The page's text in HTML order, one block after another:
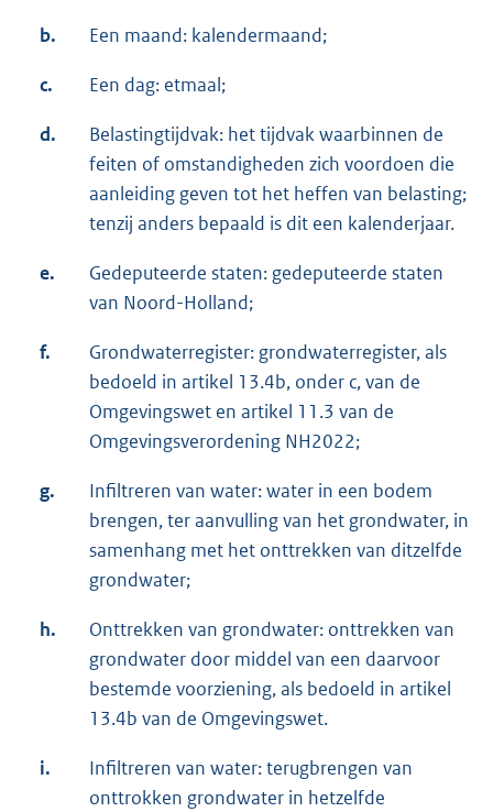
b. Een maand: kalendermaand;
c. Een dag: etmaal;
d.
Belastingtijdvak: het tijdvak waarbinnen de
feiten of omstandigheden zich voordoen die
aanleiding geven tot het heffen van belasting;
tenzij anders bepaald is dit een kalenderjaar.
e.
Gedeputeerde staten: gedeputeerde staten
van Noord-Holland;
f.
Grondwaterregister: grondwaterregister, als
bedoeld in artikel 13.4b, onder c, van de
Omgevingswet en artikel 11.3 van de
Omgevingsverordening NH2022;
g.
Infiltreren van water: water in een bodem
brengen, ter aanvulling van het grondwater, in
samenhang met het onttrekken van ditzelfde
grondwater;
h.
Onttrekken van grondwater: onttrekken van
grondwater door middel van een daarvoor
bestemde voorziening, als bedoeld in artikel
13.4b van de Omgevingswet.
i.
Infiltreren van water: terugbrengen van
onttrokken grondwater in hetzelfde